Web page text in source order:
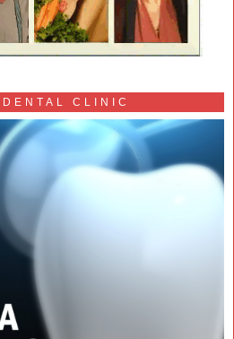
DENTAL CLINIC